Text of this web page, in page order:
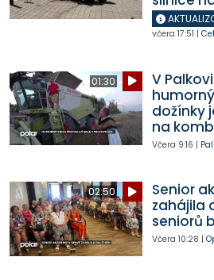
včera 17:51 |
01:30
V
dožínky
na
Včera 9:16 |
02:50
Senior
zahájila
seniorů
Včera 10:28 |